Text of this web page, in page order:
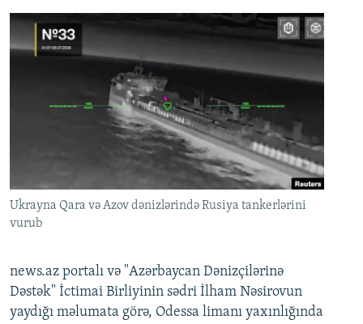
Ukrayna Qara və Azov dənizlərində Rusiya tankerlərini
vurub
news.az portalı və "Azərbaycan Dənizçilərinə
Dəstək" İctimai Birliyinin sədri İlham Nəsirovun
yaydığı məlumata görə, Odessa limanı yaxınlığında